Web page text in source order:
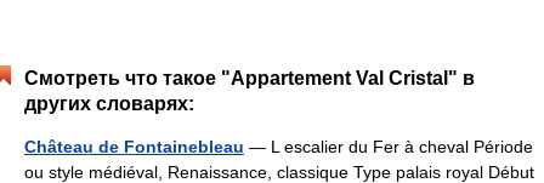
Смотреть что такое "Appartement Val Cristal" в
других словарях:
Château de Fontainebleau — L escalier du Fer à cheval Période
ou style médiéval, Renaissance, classique Type palais royal Début